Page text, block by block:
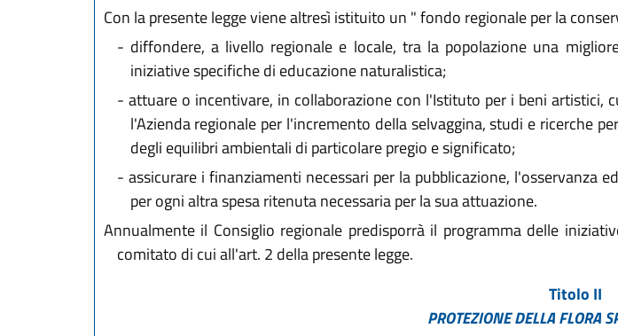
Con la presente legge viene altresì istituito un " fondo regionale per la
- diffondere, a livello regionale e locale, tra la popolazione una
iniziative specifiche di educazione naturalistica;
- attuare o incentivare, in collaborazione con l'Istituto per i beni artistici,
l'Azienda regionale per l'incremento della selvaggina, studi e ricerche
degli equilibri ambientali di particolare pregio e significato;
- assicurare i finanziamenti necessari per la pubblicazione, l'osservanza
per ogni altra spesa ritenuta necessaria per la sua attuazione.
Annualmente il Consiglio regionale predisporrà il programma delle
comitato di cui all'art. 2 della presente legge.
Titolo II
PROTEZIONE DELLA FLORA